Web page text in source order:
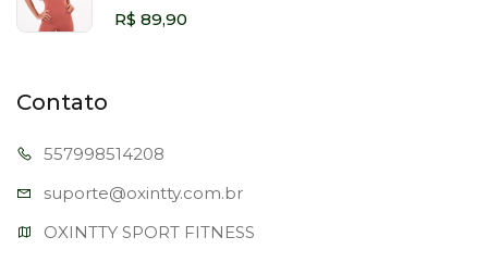
R$ 89,90
Contato
557998514208
suporte@oxintty.com.br
OXINTTY SPORT FITNESS